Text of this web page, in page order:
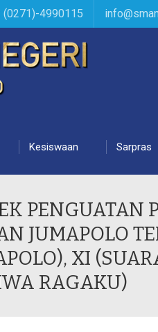
(0271)-4990115
Kesiswaan Sarpras
PENGUATAN
JUMAPOLO
XI
RAGAKU)